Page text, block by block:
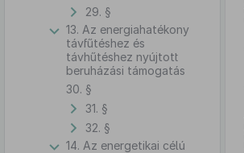
29. §
13. Az energiahatékony
távfűtéshez és
távhűtéshez nyújtott
beruházási támogatás
30. §
31. §
32. §
14. Az energetikai célú